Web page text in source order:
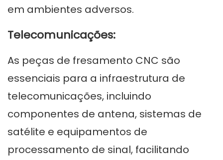
em ambientes adversos.
Telecomunicações:
As peças de fresamento CNC são
essenciais para a infraestrutura de
telecomunicações, incluindo
componentes de antena, sistemas de
satélite e equipamentos de
processamento de sinal, facilitando